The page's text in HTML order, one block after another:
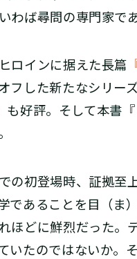
わば尋問の専門家であ
ロインに据えた長篇
フした新たなシリー
も好評。そして本書
の初登場時、証拠
であることを目（ま
ほどに鮮烈だった。
いたのではないか。